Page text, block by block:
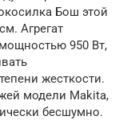
Бош этой
Агрегат
950 Вт,
жесткости.
модели Makita,
бесшумно.